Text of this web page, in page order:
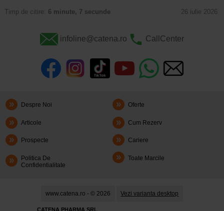
Timp de citire: 6 minute, 7 secunde 26 iulie 2026
infoline@catena.ro CallCenter
Despre Noi Oferte
Articole Cum Rezerv
Prospecte Cariere
Politica De
Confidentialitate
Toate Marcile
www.catena.ro - © 2026 Vezi varianta desktop
CATENA PHARMA SRL